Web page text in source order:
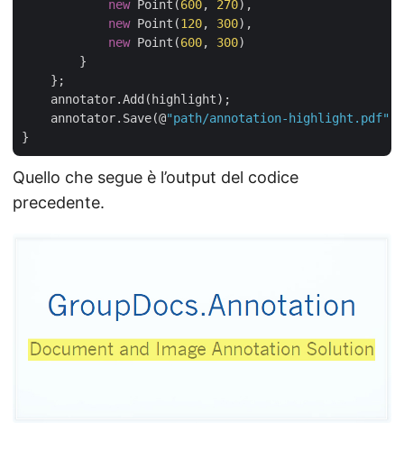
new Point(600, 270),
new Point(120, 300),
new Point(600, 300)
        }
    };
    annotator.Add(highlight);
    annotator.Save(@
"path/annotation-highlight.pdf"
Quello che segue è l’output del codice
precedente.